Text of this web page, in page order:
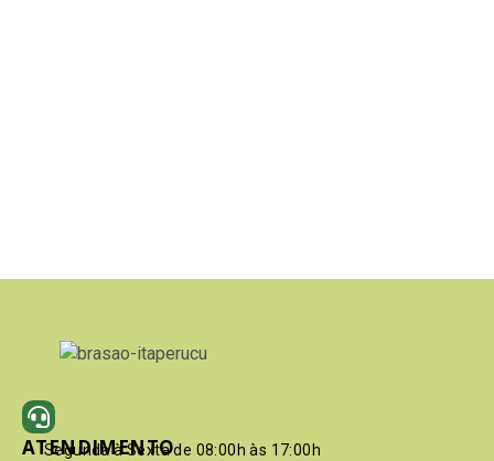
ATENDIMENTO
Segunda à Sexta de 08:00h às 17:00h